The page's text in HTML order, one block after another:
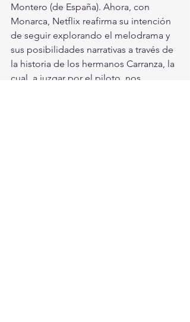
Montero (de España). Ahora, con
Monarca, Netflix reafirma su intención
de seguir explorando el melodrama y
sus posibilidades narrativas a través de
la historia de los hermanos Carranza, la
cual, a juzgar por el piloto, nos